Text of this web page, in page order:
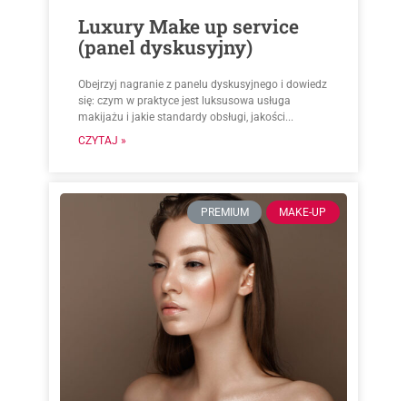
Luxury Make up service
(panel dyskusyjny)
Obejrzyj nagranie z panelu dyskusyjnego i dowiedz
się: czym w praktyce jest luksusowa usługa
makijażu i jakie standardy obsługi, jakości...
CZYTAJ »
PREMIUM MAKE-UP